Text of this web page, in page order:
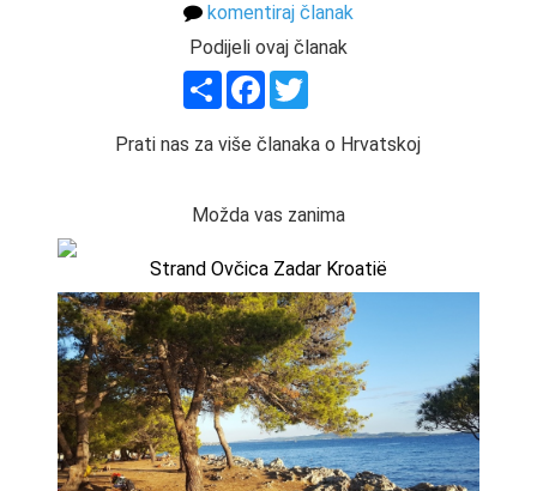
komentiraj članak
Podijeli ovaj članak
ShareFacebook
Prati nas za više članaka o Hrvatskoj
Možda vas zanima
Strand Ovčica Zadar Kroatië